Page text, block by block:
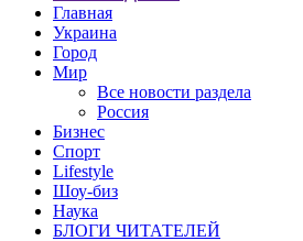
Главная
Украина
Город
Мир
Все новости раздела
Россия
Бизнес
Спорт
Lifestyle
Шоу-биз
Наука
БЛОГИ ЧИТАТЕЛЕЙ